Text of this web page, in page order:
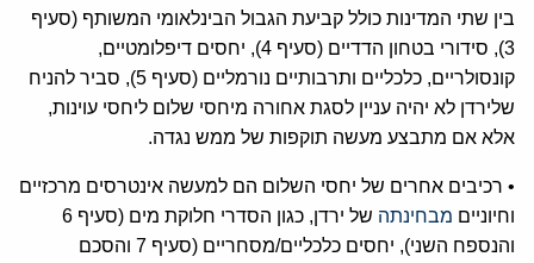
בין שתי המדינות כולל קביעת הגבול הבינלאומי המשותף (סעיף
3), סידורי בטחון הדדיים (סעיף 4), יחסים דיפלומטיים,
קונסולריים, כלכליים ותרבותיים נורמליים (סעיף 5), סביר להניח
שלירדן לא יהיה עניין לסגת אחורה מיחסי שלום ליחסי עוינות,
אלא אם מתבצע מעשה תוקפות של ממש נגדה.
• רכיבים אחרים של יחסי השלום הם למעשה אינטרסים מרכזיים
וחיוניים מבחינתה
של ירדן, כגון הסדרי חלוקת מים (סעיף 6
והנספח השני), יחסים כלכליים/מסחריים (סעיף 7 והסכם